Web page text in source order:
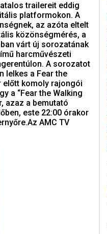
trailereit eddig
platformokon. A
az azóta eltelt
közönségmérés, a
várt új sorozatának
harcművészeti
A sorozatot
lelkes a Fear the
előtt komoly rajongói
a “Fear the Walking
azaz a bemutató
este 22:00 órakor
AMC TV